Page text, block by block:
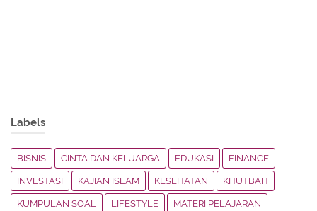
Labels
BISNIS CINTA DAN KELUARGA EDUKASI FINANCE
INVESTASI KAJIAN ISLAM KESEHATAN KHUTBAH
KUMPULAN SOAL LIFESTYLE MATERI PELAJARAN